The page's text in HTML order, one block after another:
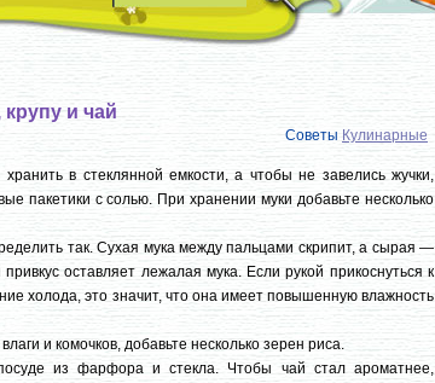
крупу и чай
Советы Кулинарные
в стеклянной емкости, а чтобы не завелись жучки,
пакетики с солью. При хранении муки добавьте несколько
так. Сухая мука между пальцами скрипит, а сырая —
оставляет лежалая мука. Если рукой прикоснуться к
холода, это значит, что она имеет повышенную влажность
и комочков, добавьте несколько зерен риса.
из фарфора и стекла. Чтобы чай стал ароматнее,